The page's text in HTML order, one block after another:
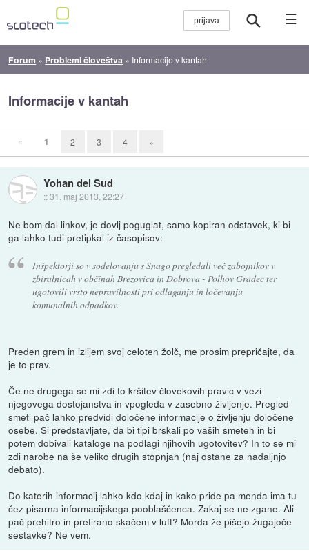
☰
Forum » Problemi človeštva » Informacije v kantah
Informacije v kantah
« 1 2 3 4 »
Yohan del Sud
::31. maj 2013, 22:27
Ne bom dal linkov, je dovlj poguglat, samo kopiran odstavek, ki bi
ga lahko tudi pretipkal iz časopisov:
Inšpektorji so v sodelovanju s Snago pregledali več zabojnikov v
zbiralnicah v občinah Brezovica in Dobrova - Polhov Gradec ter
ugotovili vrsto nepravilnosti pri odlaganju in ločevanju
komunalnih odpadkov.
Preden grem in izlijem svoj celoten žolč, me prosim prepričajte, da
je to prav.
Če ne drugega se mi zdi to kršitev človekovih pravic v vezi
njegovega dostojanstva in vpogleda v zasebno življenje. Pregled
smeti pač lahko predvidi določene informacije o življenju določene
osebe. Si predstavljate, da bi tipi brskali po vaših smeteh in bi
potem dobivali kataloge na podlagi njihovih ugotovitev? In to se mi
zdi narobe na še veliko drugih stopnjah (naj ostane za nadaljnjo
debato).
Do katerih informacij lahko kdo kdaj in kako pride pa menda ima tu
čez pisarna informacijskega pooblaščenca. Zakaj se ne zgane. Ali
pač prehitro in pretirano skačem v luft? Morda že pišejo žugajoče
sestavke? Ne vem.